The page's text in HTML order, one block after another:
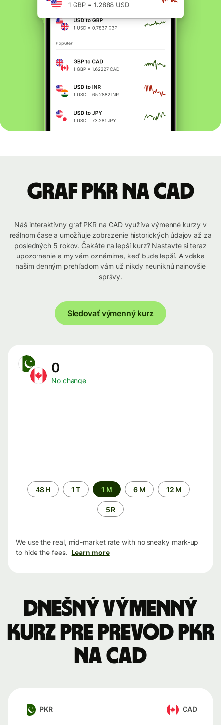
graf PKR na CAD
Náš interaktívny graf PKR na CAD využíva výmenné kurzy v
reálnom čase a umožňuje zobrazenie historických údajov až za
posledných 5 rokov. Čakáte na lepší kurz? Nastavte si teraz
upozornenie a my vám oznámime, keď bude lepší. A vďaka
našim denným prehľadom vám už nikdy neuniknú najnovšie
správy.
Sledovať výmenný kurz
0
No change
Time
period
48 H 1 T 1 M 6 M 12 M
5 R
We use the real, mid-market rate with no sneaky mark-up
to hide the fees. Learn more
Dnešný výmenný
kurz pre prevod PKR
na CAD
PKR CAD